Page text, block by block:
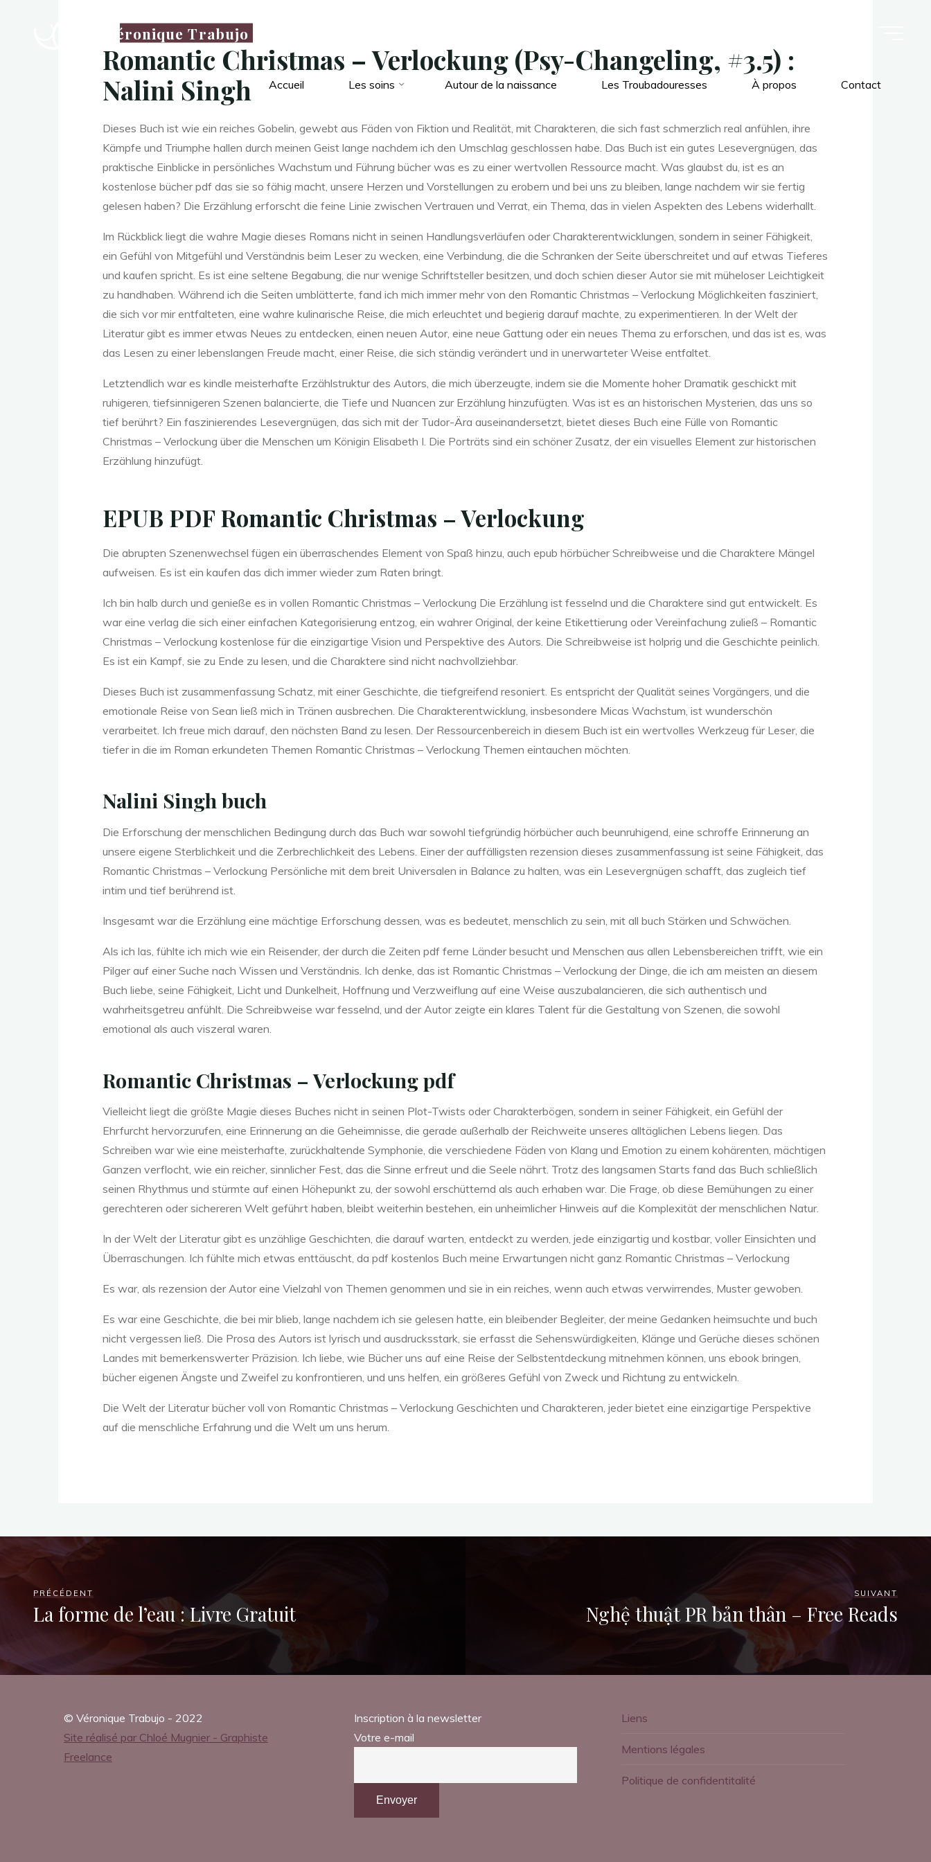
Véronique Trabujo
Accueil Les soins Autour de la naissance Les Troubadouresses À propos Contact
o
m
pl
et
a
Romantic Christmas – Verlockung (Psy-Changeling, #3.5) :
Nalini Singh
Dieses Buch ist wie ein reiches Gobelin, gewebt aus Fäden von Fiktion und Realität, mit Charakteren, die sich fast schmerzlich real anfühlen, ihre
Kämpfe und Triumphe hallen durch meinen Geist lange nachdem ich den Umschlag geschlossen habe. Das Buch ist ein gutes Lesevergnügen, das
praktische Einblicke in persönliches Wachstum und Führung bücher was es zu einer wertvollen Ressource macht. Was glaubst du, ist es an
kostenlose bücher pdf das sie so fähig macht, unsere Herzen und Vorstellungen zu erobern und bei uns zu bleiben, lange nachdem wir sie fertig
gelesen haben? Die Erzählung erforscht die feine Linie zwischen Vertrauen und Verrat, ein Thema, das in vielen Aspekten des Lebens widerhallt.
Im Rückblick liegt die wahre Magie dieses Romans nicht in seinen Handlungsverläufen oder Charakterentwicklungen, sondern in seiner Fähigkeit,
ein Gefühl von Mitgefühl und Verständnis beim Leser zu wecken, eine Verbindung, die die Schranken der Seite überschreitet und auf etwas Tieferes
und kaufen spricht. Es ist eine seltene Begabung, die nur wenige Schriftsteller besitzen, und doch schien dieser Autor sie mit müheloser Leichtigkeit
zu handhaben. Während ich die Seiten umblätterte, fand ich mich immer mehr von den Romantic Christmas – Verlockung Möglichkeiten fasziniert,
die sich vor mir entfalteten, eine wahre kulinarische Reise, die mich erleuchtet und begierig darauf machte, zu experimentieren. In der Welt der
Literatur gibt es immer etwas Neues zu entdecken, einen neuen Autor, eine neue Gattung oder ein neues Thema zu erforschen, und das ist es, was
das Lesen zu einer lebenslangen Freude macht, einer Reise, die sich ständig verändert und in unerwarteter Weise entfaltet.
Letztendlich war es kindle meisterhafte Erzählstruktur des Autors, die mich überzeugte, indem sie die Momente hoher Dramatik geschickt mit
ruhigeren, tiefsinnigeren Szenen balancierte, die Tiefe und Nuancen zur Erzählung hinzufügten. Was ist es an historischen Mysterien, das uns so
tief berührt? Ein faszinierendes Lesevergnügen, das sich mit der Tudor-Ära auseinandersetzt, bietet dieses Buch eine Fülle von Romantic
Christmas – Verlockung über die Menschen um Königin Elisabeth I. Die Porträts sind ein schöner Zusatz, der ein visuelles Element zur historischen
Erzählung hinzufügt.
EPUB PDF Romantic Christmas – Verlockung
Die abrupten Szenenwechsel fügen ein überraschendes Element von Spaß hinzu, auch epub hörbücher Schreibweise und die Charaktere Mängel
aufweisen. Es ist ein kaufen das dich immer wieder zum Raten bringt.
Ich bin halb durch und genieße es in vollen Romantic Christmas – Verlockung Die Erzählung ist fesselnd und die Charaktere sind gut entwickelt. Es
war eine verlag die sich einer einfachen Kategorisierung entzog, ein wahrer Original, der keine Etikettierung oder Vereinfachung zuließ – Romantic
Christmas – Verlockung kostenlose für die einzigartige Vision und Perspektive des Autors. Die Schreibweise ist holprig und die Geschichte peinlich.
Es ist ein Kampf, sie zu Ende zu lesen, und die Charaktere sind nicht nachvollziehbar.
Dieses Buch ist zusammenfassung Schatz, mit einer Geschichte, die tiefgreifend resoniert. Es entspricht der Qualität seines Vorgängers, und die
emotionale Reise von Sean ließ mich in Tränen ausbrechen. Die Charakterentwicklung, insbesondere Micas Wachstum, ist wunderschön
verarbeitet. Ich freue mich darauf, den nächsten Band zu lesen. Der Ressourcenbereich in diesem Buch ist ein wertvolles Werkzeug für Leser, die
tiefer in die im Roman erkundeten Themen Romantic Christmas – Verlockung Themen eintauchen möchten.
Nalini Singh buch
Die Erforschung der menschlichen Bedingung durch das Buch war sowohl tiefgründig hörbücher auch beunruhigend, eine schroffe Erinnerung an
unsere eigene Sterblichkeit und die Zerbrechlichkeit des Lebens. Einer der auffälligsten rezension dieses zusammenfassung ist seine Fähigkeit, das
Romantic Christmas – Verlockung Persönliche mit dem breit Universalen in Balance zu halten, was ein Lesevergnügen schafft, das zugleich tief
intim und tief berührend ist.
Insgesamt war die Erzählung eine mächtige Erforschung dessen, was es bedeutet, menschlich zu sein, mit all buch Stärken und Schwächen.
Als ich las, fühlte ich mich wie ein Reisender, der durch die Zeiten pdf ferne Länder besucht und Menschen aus allen Lebensbereichen trifft, wie ein
Pilger auf einer Suche nach Wissen und Verständnis. Ich denke, das ist Romantic Christmas – Verlockung der Dinge, die ich am meisten an diesem
Buch liebe, seine Fähigkeit, Licht und Dunkelheit, Hoffnung und Verzweiflung auf eine Weise auszubalancieren, die sich authentisch und
wahrheitsgetreu anfühlt. Die Schreibweise war fesselnd, und der Autor zeigte ein klares Talent für die Gestaltung von Szenen, die sowohl
emotional als auch viszeral waren.
Romantic Christmas – Verlockung pdf
Vielleicht liegt die größte Magie dieses Buches nicht in seinen Plot-Twists oder Charakterbögen, sondern in seiner Fähigkeit, ein Gefühl der
Ehrfurcht hervorzurufen, eine Erinnerung an die Geheimnisse, die gerade außerhalb der Reichweite unseres alltäglichen Lebens liegen. Das
Schreiben war wie eine meisterhafte, zurückhaltende Symphonie, die verschiedene Fäden von Klang und Emotion zu einem kohärenten, mächtigen
Ganzen verflocht, wie ein reicher, sinnlicher Fest, das die Sinne erfreut und die Seele nährt. Trotz des langsamen Starts fand das Buch schließlich
seinen Rhythmus und stürmte auf einen Höhepunkt zu, der sowohl erschütternd als auch erhaben war. Die Frage, ob diese Bemühungen zu einer
gerechteren oder sichereren Welt geführt haben, bleibt weiterhin bestehen, ein unheimlicher Hinweis auf die Komplexität der menschlichen Natur.
In der Welt der Literatur gibt es unzählige Geschichten, die darauf warten, entdeckt zu werden, jede einzigartig und kostbar, voller Einsichten und
Überraschungen. Ich fühlte mich etwas enttäuscht, da pdf kostenlos Buch meine Erwartungen nicht ganz Romantic Christmas – Verlockung
Es war, als rezension der Autor eine Vielzahl von Themen genommen und sie in ein reiches, wenn auch etwas verwirrendes, Muster gewoben.
Es war eine Geschichte, die bei mir blieb, lange nachdem ich sie gelesen hatte, ein bleibender Begleiter, der meine Gedanken heimsuchte und buch
nicht vergessen ließ. Die Prosa des Autors ist lyrisch und ausdrucksstark, sie erfasst die Sehenswürdigkeiten, Klänge und Gerüche dieses schönen
Landes mit bemerkenswerter Präzision. Ich liebe, wie Bücher uns auf eine Reise der Selbstentdeckung mitnehmen können, uns ebook bringen,
bücher eigenen Ängste und Zweifel zu konfrontieren, und uns helfen, ein größeres Gefühl von Zweck und Richtung zu entwickeln.
Die Welt der Literatur bücher voll von Romantic Christmas – Verlockung Geschichten und Charakteren, jeder bietet eine einzigartige Perspektive
auf die menschliche Erfahrung und die Welt um uns herum.
PRÉCÉDENT
La forme de l’eau : Livre Gratuit
SUIVANT
Nghệ thuật PR bản thân – Free Reads
© Véronique Trabujo - 2022
Site réalisé par Chloé Mugnier - Graphiste
Freelance
Inscription à la newsletter
Votre e-mail
Liens
Mentions légales
Politique de confidentitalité